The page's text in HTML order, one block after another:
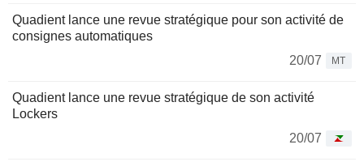
Quadient lance une revue stratégique pour son activité de
consignes automatiques
20/07
MT
Quadient lance une revue stratégique de son activité
Lockers
20/07